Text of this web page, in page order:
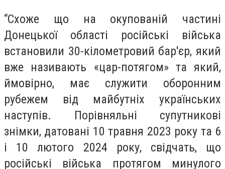
“Схоже що на окупованій частині
Донецької області російські війська
встановили 30-кілометровий бар'єр, який
вже називають «цар-потягом» та який,
ймовірно, має служити оборонним
рубежем від майбутніх українських
наступів. Порівняльні супутникові
знімки, датовані 10 травня 2023 року та 6
і 10 лютого 2024 року, свідчать, що
російські війська протягом минулого